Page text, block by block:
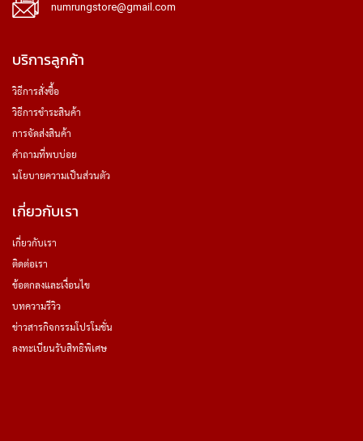
numrungstore@gmail.com
บริการลูกค้า
วิธีการสั่งซื้อ
วิธีการชำระสินค้า
การจัดส่งสินค้า
คำถามที่พบบ่อย
นโยบายความเป็นส่วนตัว
เกี่ยวกับเรา
เกี่ยวกับเรา
ติดต่อเรา
ข้อตกลงและเงื่อนไข
บทความรีวิว
ข่าวสารกิจกรรมโปรโมชั่น
ลงทะเบียนรับสิทธิพิเศษ